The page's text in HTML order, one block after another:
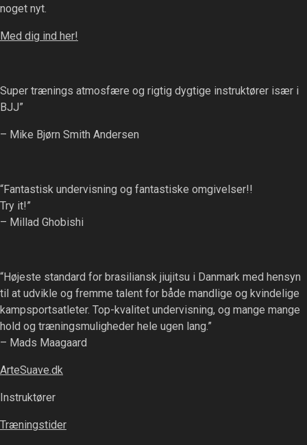
noget nyt.
Med dig ind her!
Super trænings atmosfære og rigtig dygtige instruktører især i
BJJ”
– Mike Bjørn Smith Andersen
“Fantastisk undervisning og fantastiske omgivelser!!
Try it!”
– Millad Ghobishi
“Højeste standard for brasiliansk jiujitsu i Danmark med hensyn
til at udvikle og fremme talent for både mandlige og kvindelige
kampsportsatleter. Top-kvalitet undervisning, og mange mange
hold og træningsmuligheder hele ugen lang.”
– Mads Maagaard
ArteSuave.dk
Instruktører
Træningstider